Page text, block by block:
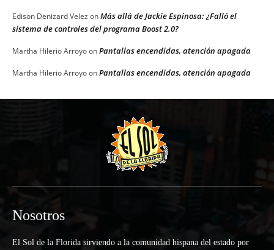
Edison Denizard Velez onMás allá de Jackie Espinosa: ¿Falló el
sistema de controles del programa Boost 2.0?
Martha Hilerio ArroyoonPantallas encendidas, atención apagada
Martha Hilerio ArroyoonPantallas encendidas, atención apagada
Nosotros
El Sol de la Florida sirviendo a la comunidad hispana del estado por